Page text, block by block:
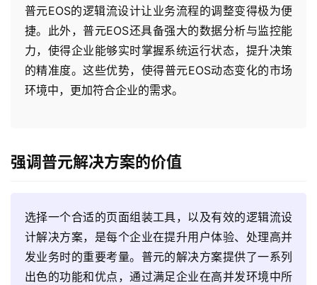
普元EOS的逻辑流设计让业务流程的调整变得极为便
捷。此外，普元EOS还具备强大的数据分析与监控能
力，使得企业能够实时掌握系统运行状态，提升决策
的精准度。这些优势，使得普元EOS动态变化的市场
环境中，更加符合企业的需求。
强调普元解决方案的价值
选择一个合适的页面组装工具，以及有效的逻辑流设
计解决方案，是每个企业在提升用户体验、处理高并
发业务时的重要考量。普元的解决方案提供了一系列
出色的功能和优点，通过满足企业在高并发环境中所